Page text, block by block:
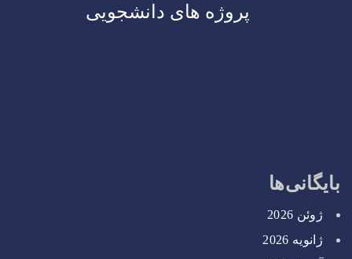
پروژه های دانشجویی
بایگانی‌ها
ژوئن 2026
ژانویه 2026